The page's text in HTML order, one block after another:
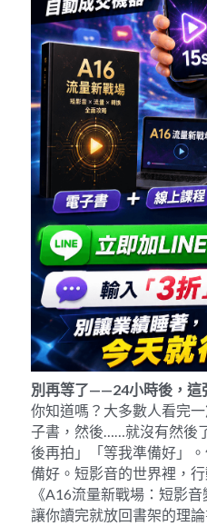
別再等了——24小時後，這
你知道嗎？大多數人看完
子書，然後……就沒有然後
後再拍」「等我準備好」
備好。短影音的世界裡，
《A16流量新戰場：短影
讓你讀完就放回書架的理